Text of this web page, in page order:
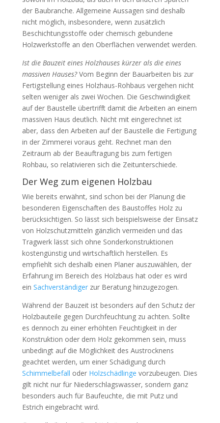
der Baubranche. Allgemeine Aussagen sind deshalb
nicht möglich, insbesondere, wenn zusätzlich
Beschichtungsstoffe oder chemisch gebundene
Holzwerkstoffe an den Oberflächen verwendet werden.
Ist die Bauzeit eines Holzhauses kürzer als die eines
massiven Hauses?Vom Beginn der Bauarbeiten bis zur
Fertigstellung eines Holzhaus-Rohbaus vergehen nicht
selten weniger als zwei Wochen. Die Geschwindigkeit
auf der Baustelle übertrifft damit die Arbeiten an einem
massiven Haus deutlich. Nicht mit eingerechnet ist
aber, dass den Arbeiten auf der Baustelle die Fertigung
in der Zimmerei voraus geht. Rechnet man den
Zeitraum ab der Beauftragung bis zum fertigen
Rohbau, so relativieren sich die Zeitunterschiede.
Der Weg zum eigenen Holzbau
Wie bereits erwähnt, sind schon bei der Planung die
besonderen Eigenschaften des Baustoffes Holz zu
berücksichtigen. So lässt sich beispielsweise der Einsatz
von Holzschutzmitteln gänzlich vermeiden und das
Tragwerk lässt sich ohne Sonderkonstruktionen
kostengünstig und wirtschaftlich herstellen. Es
empfiehlt sich deshalb einen Planer auszuwählen, der
Erfahrung im Bereich des Holzbaus hat oder es wird
ein Sachverständigerzur Beratung hinzugezogen.
Während der Bauzeit ist besonders auf den Schutz der
Holzbauteile gegen Durchfeuchtung zu achten. Sollte
es dennoch zu einer erhöhten Feuchtigkeit in der
Konstruktion oder dem Holz gekommen sein, muss
unbedingt auf die Möglichkeit des Austrocknens
geachtet werden, um einer Schädigung durch
Schimmelbefall oder Holzschädlinge vorzubeugen. Dies
gilt nicht nur für Niederschlagswasser, sondern ganz
besonders auch für Baufeuchte, die mit Putz und
Estrich eingebracht wird.